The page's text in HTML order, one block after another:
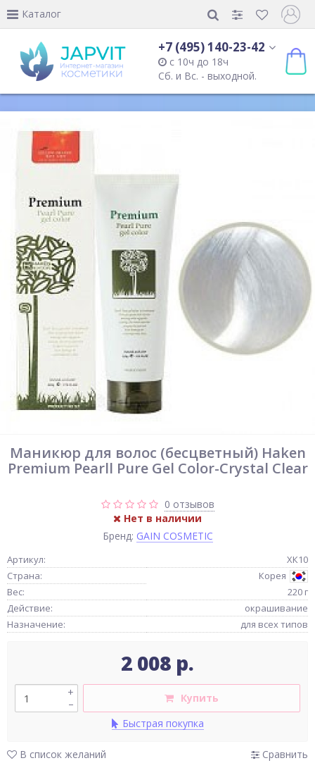
Каталог
+7 (495) 140-23-42
с 10ч до 18ч
Сб. и Вс. - выходной.
Маникюр для волос (бесцветный) Haken
Premium Pearll Pure Gel Color-Crystal Clear
0 отзывов
Нет в наличии
Бренд: GAIN COSMETIC
Артикул:
ХК10
Страна:
Корея
Вес:
220 г
Действие:
окрашивание
Назначение:
для всех типов
2 008 р.
–
+
Купить
Быстрая покупка
В список желаний Сравнить